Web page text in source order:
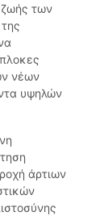
ζωής των
νέων
υψηλών
άρτιων